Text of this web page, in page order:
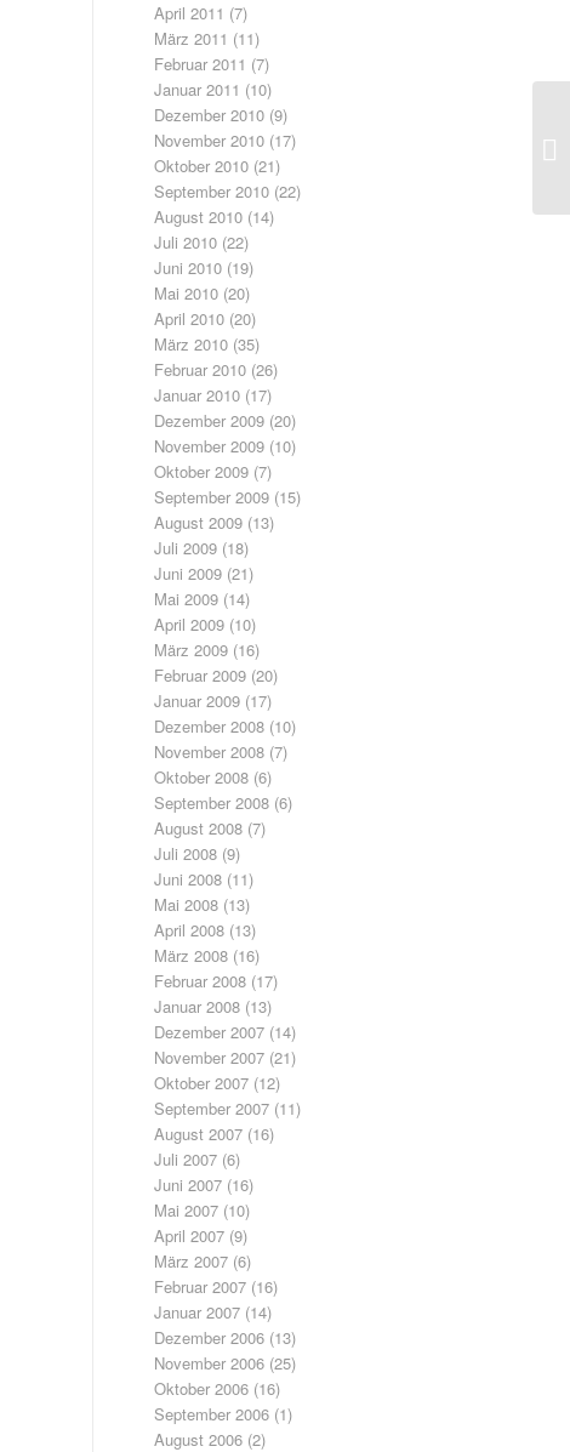
April 2011 (7)
März 2011 (11)
Februar 2011 (7)
Januar 2011 (10)
Dezember 2010 (9)
November 2010 (17)
Oktober 2010 (21)
September 2010 (22)
August 2010 (14)
Juli 2010 (22)
Juni 2010 (19)
Mai 2010 (20)
April 2010 (20)
März 2010 (35)
Februar 2010 (26)
Januar 2010 (17)
Dezember 2009 (20)
November 2009 (10)
Oktober 2009 (7)
September 2009 (15)
August 2009 (13)
Juli 2009 (18)
Juni 2009 (21)
Mai 2009 (14)
April 2009 (10)
März 2009 (16)
Februar 2009 (20)
Januar 2009 (17)
Dezember 2008 (10)
November 2008 (7)
Oktober 2008 (6)
September 2008 (6)
August 2008 (7)
Juli 2008 (9)
Juni 2008 (11)
Mai 2008 (13)
April 2008 (13)
März 2008 (16)
Februar 2008 (17)
Januar 2008 (13)
Dezember 2007 (14)
November 2007 (21)
Oktober 2007 (12)
September 2007 (11)
August 2007 (16)
Juli 2007 (6)
Juni 2007 (16)
Mai 2007 (10)
April 2007 (9)
März 2007 (6)
Februar 2007 (16)
Januar 2007 (14)
Dezember 2006 (13)
November 2006 (25)
Oktober 2006 (16)
September 2006 (1)
August 2006 (2)